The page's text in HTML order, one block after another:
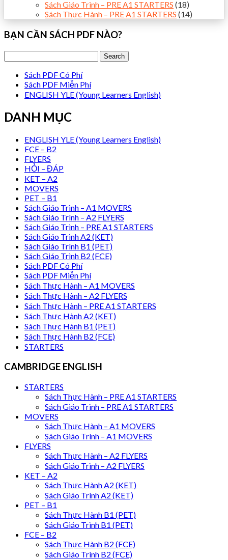
Sách Giáo Trình – PRE A1 STARTERS (18)
Sách Thực Hành – PRE A1 STARTERS (14)
BẠN CẦN SÁCH PDF NÀO?
Sách PDF Có Phí
Sách PDF Miễn Phí
ENGLISH YLE (Young Learners English)
DANH MỤC
ENGLISH YLE (Young Learners English)
FCE – B2
FLYERS
HỎI – ĐÁP
KET – A2
MOVERS
PET – B1
Sách Giáo Trình – A1 MOVERS
Sách Giáo Trình – A2 FLYERS
Sách Giáo Trình – PRE A1 STARTERS
Sách Giáo Trình A2 (KET)
Sách Giáo Trình B1 (PET)
Sách Giáo Trình B2 (FCE)
Sách PDF Có Phí
Sách PDF Miễn Phí
Sách Thực Hành – A1 MOVERS
Sách Thực Hành – A2 FLYERS
Sách Thực Hành – PRE A1 STARTERS
Sách Thực Hành A2 (KET)
Sách Thực Hành B1 (PET)
Sách Thực Hành B2 (FCE)
STARTERS
CAMBRIDGE ENGLISH
STARTERS
Sách Thực Hành – PRE A1 STARTERS
Sách Giáo Trình – PRE A1 STARTERS
MOVERS
Sách Thực Hành – A1 MOVERS
Sách Giáo Trình – A1 MOVERS
FLYERS
Sách Thực Hành – A2 FLYERS
Sách Giáo Trình – A2 FLYERS
KET – A2
Sách Thực Hành A2 (KET)
Sách Giáo Trình A2 (KET)
PET – B1
Sách Thực Hành B1 (PET)
Sách Giáo Trình B1 (PET)
FCE – B2
Sách Thực Hành B2 (FCE)
Sách Giáo Trình B2 (FCE)